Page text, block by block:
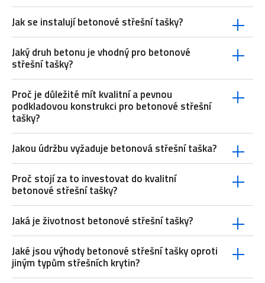
Jak se instalují betonové střešní tašky?
Jaký druh betonu je vhodný pro betonové
střešní tašky?
Proč je důležité mít kvalitní a pevnou
podkladovou konstrukci pro betonové střešní
tašky?
Jakou údržbu vyžaduje betonová střešní taška?
Proč stojí za to investovat do kvalitní
betonové střešní tašky?
Jaká je životnost betonové střešní tašky?
Jaké jsou výhody betonové střešní tašky oproti
jiným typům střešních krytin?